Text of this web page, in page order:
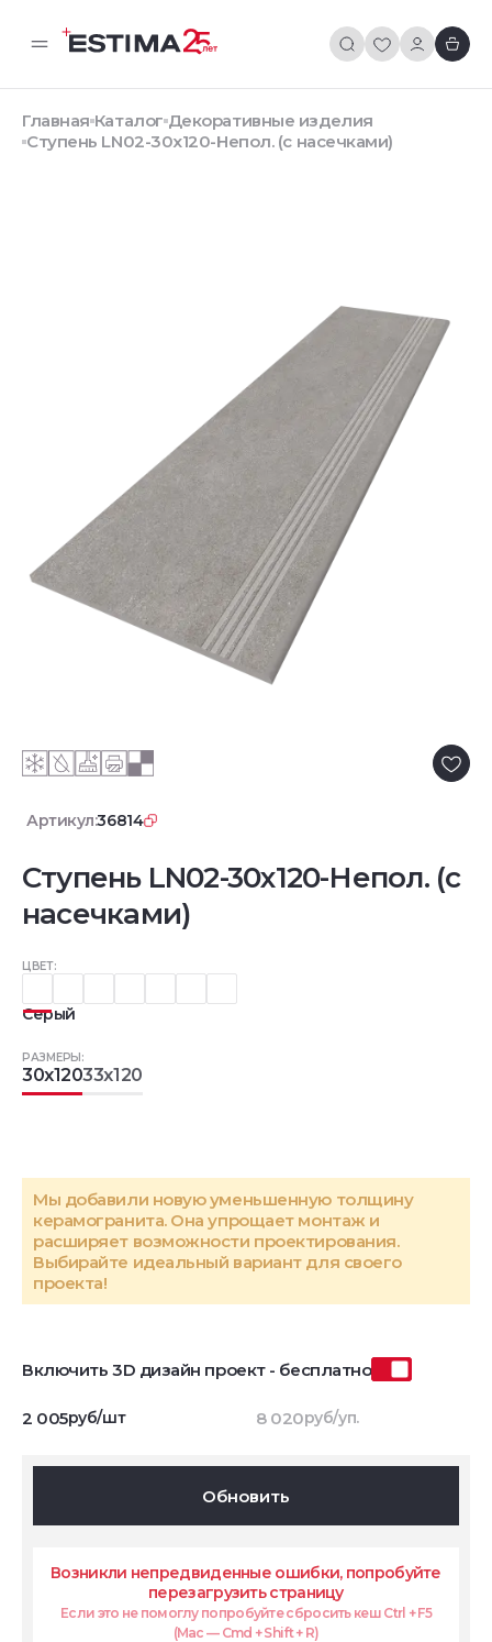
Главная Каталог Декоративные изделия
Ступень LN02-30x120-Непол. (с насечками)
Артикул:36814
Ступень LN02-30x120-Непол. (с
насечками)
ЦВЕТ:
Серый
РАЗМЕРЫ:
30x12033x120
Мы добавили новую уменьшенную толщину
керамогранита. Она упрощает монтаж и
расширяет возможности проектирования.
Выбирайте идеальный вариант для своего
проекта!
Включить 3D дизайн проект - бесплатно
2 005руб/шт 8 020руб/уп.
Обновить
Возникли непредвиденные ошибки, попробуйте
перезагрузить страницу
Если это не помоглу попробуйте сбросить кеш Ctrl + F5
(Mac — Cmd + Shift + R)